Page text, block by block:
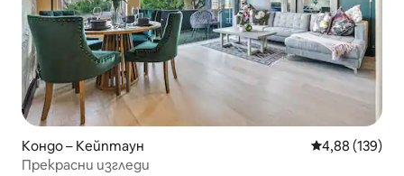
Кондо – Кейптаун Средна
4,88 (139)
Прекрасни изгледи